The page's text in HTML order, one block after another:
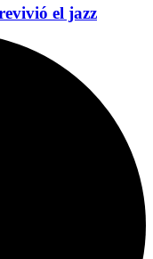
el jazz